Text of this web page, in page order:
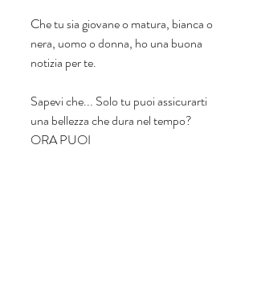
Che tu sia giovane o matura, bianca o
nera, uomo o donna, ho una buona
notizia per te.
Sapevi che... Solo tu puoi assicurarti
una bellezza che dura nel tempo?
ORA PUOI